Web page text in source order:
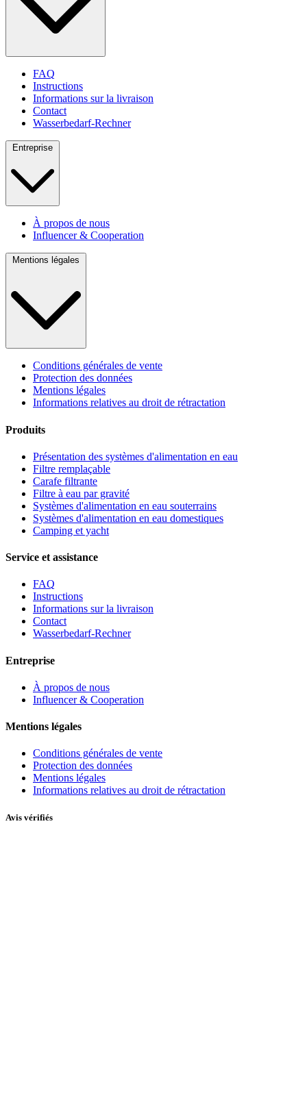
FAQ
Instructions
Informations sur la livraison
Contact
Wasserbedarf-Rechner
Entreprise
À propos de nous
Influencer & Cooperation
Mentions légales
Conditions générales de vente
Protection des données
Mentions légales
Informations relatives au droit de rétractation
Produits
Présentation des systèmes d'alimentation en eau
Filtre remplaçable
Carafe filtrante
Filtre à eau par gravité
Systèmes d'alimentation en eau souterrains
Systèmes d'alimentation en eau domestiques
Camping et yacht
Service et assistance
FAQ
Instructions
Informations sur la livraison
Contact
Wasserbedarf-Rechner
Entreprise
À propos de nous
Influencer & Cooperation
Mentions légales
Conditions générales de vente
Protection des données
Mentions légales
Informations relatives au droit de rétractation
Avis vérifiés